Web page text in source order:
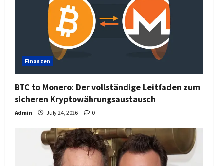
Finanzen
BTC to Monero: Der vollständige Leitfaden zum
sicheren Kryptowährungsaustausch
Admin July 24, 2026 0